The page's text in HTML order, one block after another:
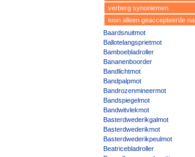
verberg synoniemen
toon alleen geaccepteerde
Baardsnuitmot
Ballotelangsprietmot
Bamboebladroller
Bananenboorder
Bandlichtmot
Bandpalpmot
Bandrozenmineermot
Bandspiegelmot
Bandwitvlekmot
Basterdwederikgalmot
Basterdwederikmot
Basterdwederikpeulmot
Beatricebladroller